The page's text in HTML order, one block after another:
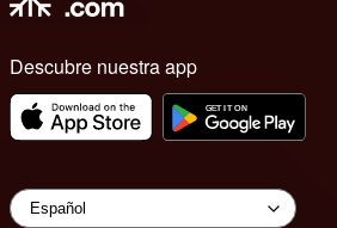
Descubre nuestra app